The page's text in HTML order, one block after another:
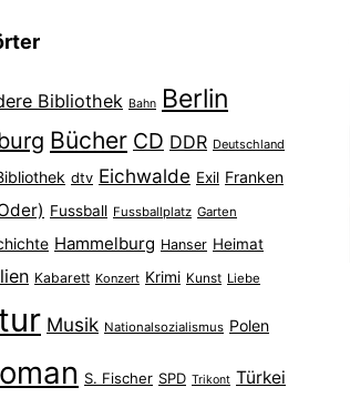
Bibliothek Bahn Berlin
Bücher CD DDR Deutschland
dtv Eichwalde Exil Franken
Fussball Fussballplatz Garten
Hammelburg Hanser Heimat
Kabarett Konzert Krimi Kunst Liebe
Musik Nationalsozialismus Polen
S. Fischer SPD Trikont Türkei